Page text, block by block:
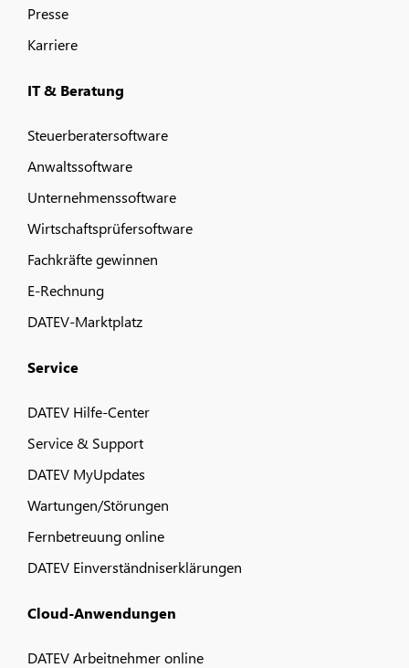
Presse
Karriere
IT & Beratung
Steuerberatersoftware
Anwaltssoftware
Unternehmenssoftware
Wirtschaftsprüfersoftware
Fachkräfte gewinnen
E-Rechnung
DATEV-Marktplatz
Service
DATEV Hilfe-Center
Service & Support
DATEV MyUpdates
Wartungen/Störungen
Fernbetreuung online
DATEV Einverständniserklärungen
Cloud-Anwendungen
DATEV Arbeitnehmer online